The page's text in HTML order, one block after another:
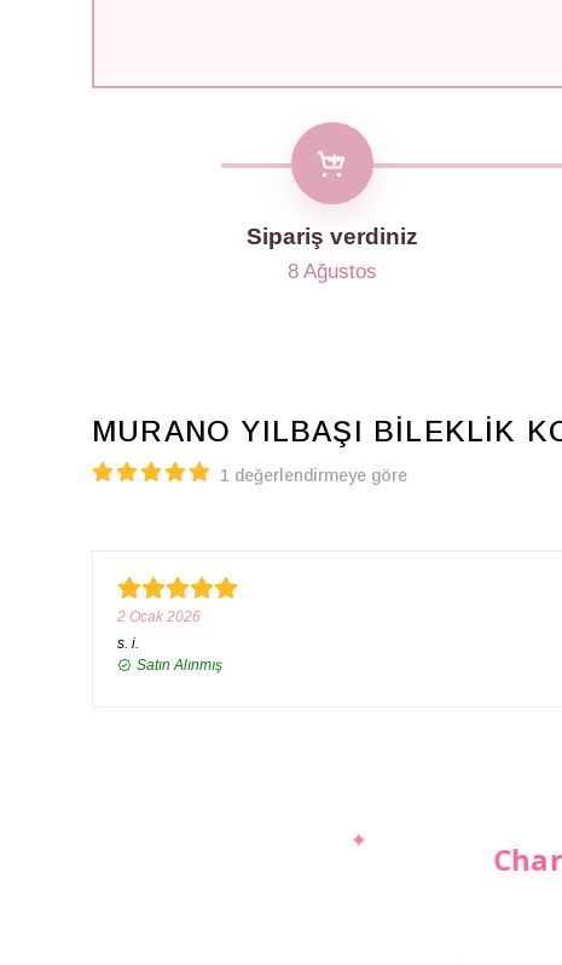
Sipariş verdiniz
8 Ağustos
MURANO YILBAŞI BİLEKLİK
1 değerlendirmeye göre
2 Ocak 2026
s. i.
Satın Alınmış